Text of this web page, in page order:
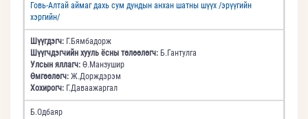
Говь-Алтай аймаг дахь сум дундын анхан шатны шүүх /эрүүгийн
хэргийн/
Шүүгдэгч: Г.Бямбадорж
Шүүгчдэгчийн хууль ёсны төлөөлөгч: Б.Гантулга
Улсын яллагч: Ө.Манзушир
Өмгөөлөгч: Ж.Дорждэрэм
Хохирогч: Г.Даваажаргал
Б.Одбаяр